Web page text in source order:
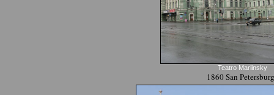
Teatro Mariinsky
1860 San